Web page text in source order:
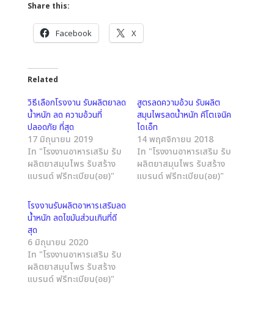
Share this:
Facebook X
Related
วิธีเลือกโรงงาน รับผลิตยาลด
น้ำหนัก ลด ความอ้วนที่
ปลอดภัย ที่สุด
17 มิถุนายน 2019
In "โรงงานอาหารเสริม รับ
ผลิตยาสมุนไพร รับสร้าง
แบรนด์ ฟรีทะเบียน(อย)"
สูตรลดความอ้วน รับผลิต
สมุนไพรลดน้ำหนัก คีโตเจนิค
ไดเอ็ท
14 พฤศจิกายน 2018
In "โรงงานอาหารเสริม รับ
ผลิตยาสมุนไพร รับสร้าง
แบรนด์ ฟรีทะเบียน(อย)"
โรงงานรับผลิตอาหารเสริมลด
น้ำหนัก ลดไขมันส่วนเกินที่ดี
สุด
6 มิถุนายน 2020
In "โรงงานอาหารเสริม รับ
ผลิตยาสมุนไพร รับสร้าง
แบรนด์ ฟรีทะเบียน(อย)"